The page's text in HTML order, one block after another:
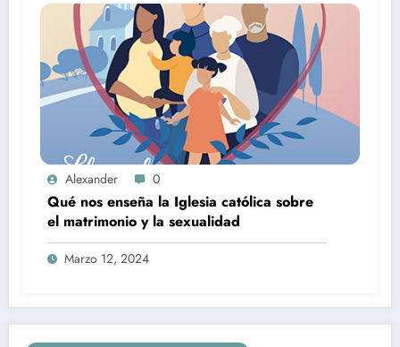
Alexander 0
Qué nos enseña la Iglesia católica sobre
el matrimonio y la sexualidad
Marzo 12, 2024